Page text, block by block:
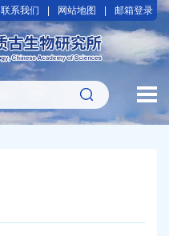
联系我们 网站地图 邮箱登录